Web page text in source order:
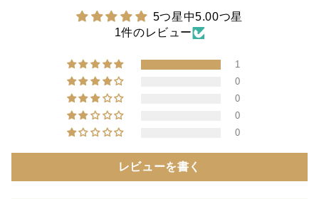
5つ星中5.00つ星
1件のレビュー
1
0
0
0
0
レビューを書く